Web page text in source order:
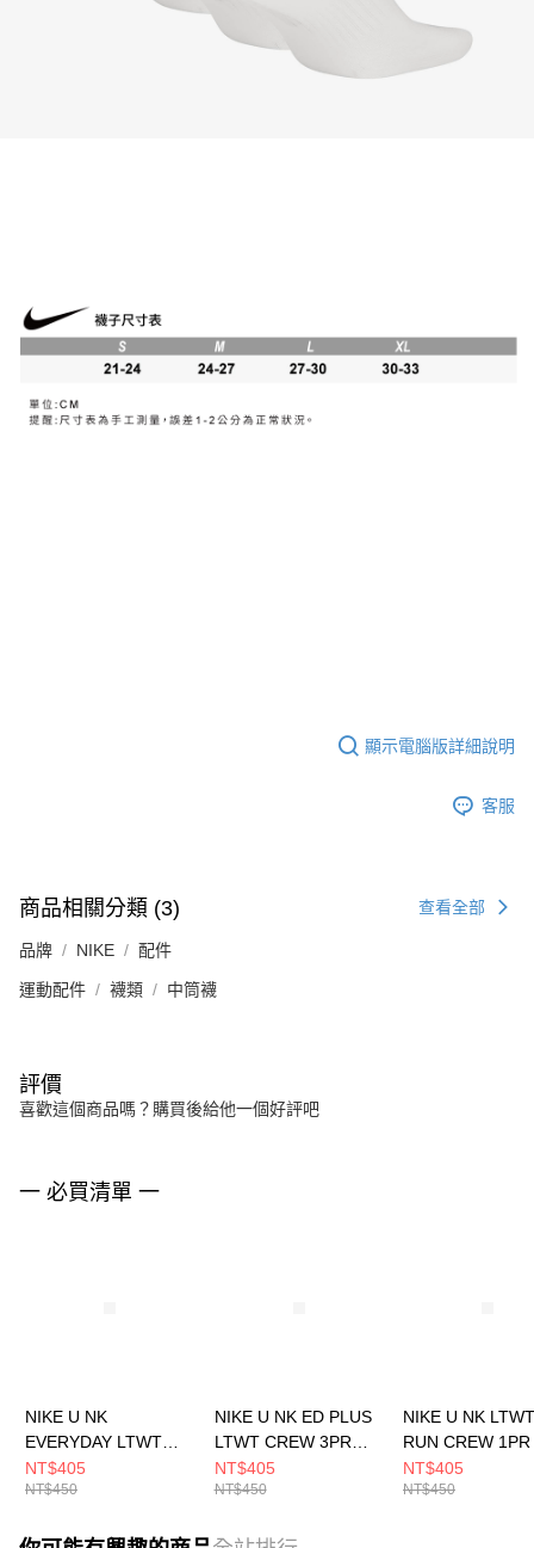
顯示電腦版詳細說明
客服
商品相關分類 (3) 查看全部
品牌 NIKE 配件
運動配件 襪類 中筒襪
評價
喜歡這個商品嗎？購買後給他一個好評吧
一 必買清單 一
NIKE U NK
EVERYDAY LTWT
CREW 3PR 男 中統襪
SX7676010
NT$405
NT$450
NIKE U NK ED PLUS
LTWT CREW 3PR
132 男 中統襪
SX6891915
NT$405
NT$450
NIKE U NK LTWT
RUN CREW 1PR
200 男女 中統襪
HV6919702
NT$405
NT$450